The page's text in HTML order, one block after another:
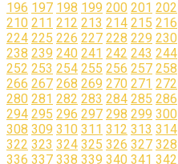
196 197 198 199 200 201 202
210 211 212 213 214 215 216
224 225 226 227 228 229 230
238 239 240 241 242 243 244
252 253 254 255 256 257 258
266 267 268 269 270 271 272
280 281 282 283 284 285 286
294 295 296 297 298 299 300
308 309 310 311 312 313 314
322 323 324 325 326 327 328
336 337 338 339 340 341 342